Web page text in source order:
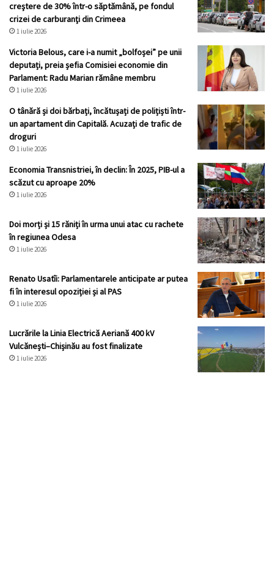
creştere de 30% într-o săptămână, pe fondul
crizei de carburanţi din Crimeea
1 iulie 2026
Victoria Belous, care i-a numit „bolfoșei” pe unii
deputați, preia șefia Comisiei economie din
Parlament: Radu Marian rămâne membru
1 iulie 2026
O tânără și doi bărbați, încătușați de polițiști într-
un apartament din Capitală. Acuzați de trafic de
droguri
1 iulie 2026
Economia Transnistriei, în declin: În 2025, PIB-ul a
scăzut cu aproape 20%
1 iulie 2026
Doi morți și 15 răniți în urma unui atac cu rachete
în regiunea Odesa
1 iulie 2026
Renato Usatîi: Parlamentarele anticipate ar putea
fi în interesul opoziției și al PAS
1 iulie 2026
Lucrările la Linia Electrică Aeriană 400 kV
Vulcănești–Chișinău au fost finalizate
1 iulie 2026